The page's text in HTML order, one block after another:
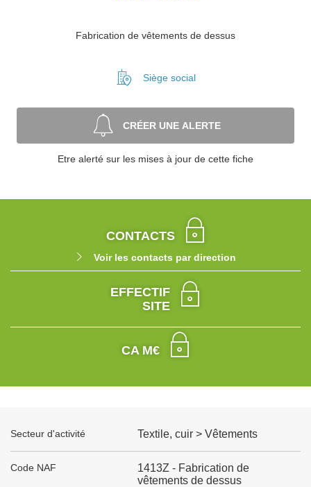
Fabrication de vêtements de dessus
Siège social
CRÉER UNE ALERTE
Etre alerté sur les mises à jour de cette fiche
CONTACTS
Voir les contacts par direction
EFFECTIF
SITE
CA M€
Secteur d'activité Textile, cuir > Vêtements
Code NAF
1413Z - Fabrication de
vêtements de dessus